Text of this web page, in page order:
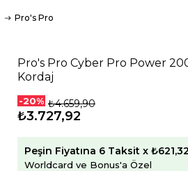
Pro's Pro
Pro's Pro Cyber Pro Power
Kordaj
-20% ₺4.659,90
₺3.727,92
Peşin Fiyatına 6 Taksit x ₺621,32
Worldcard ve Bonus'a Özel